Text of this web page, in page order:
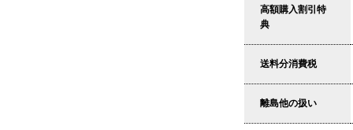
高額購入割引特
典
送料分消費税
離島他の扱い